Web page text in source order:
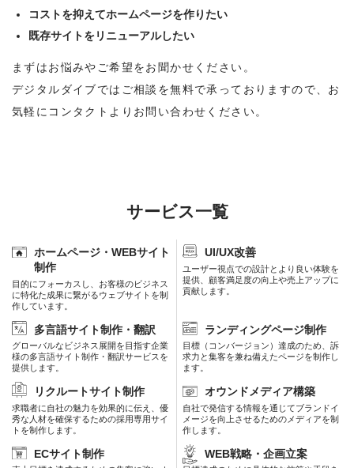
コストを抑えてホームページを作りたい
既存サイトをリニューアルしたい
まずはお悩みやご希望をお聞かせください。
デジタルダイブではご相談を無料で承っておりますので、お
気軽にコンタクトよりお問い合わせください。
サービス一覧
ホームページ・WEBサイト
制作
目的にフォーカスし、お客様のビジネス
に特化た成果に繋がるウェブサイトを制
作しています。
UI/UX改善
ユーザー視点での設計とより良い体験を
提供、顧客満足度の向上や売上アップに
貢献します。
多言語サイト制作・翻訳
グローバルなビジネス展開を目指す企業
様の多言語サイト制作・翻訳サービスを
提供します。
ランディングページ制作
目標（コンバージョン）達成のため、訴
求力と集客を兼ね備えたページを制作し
ます。
リクルートサイト制作
求職者に自社の魅力を効果的に伝え、優
秀な人材を確保するための採用専用サイ
トを制作します。
オウンドメディア構築
自社で発信する情報を通じてブランドイ
メージを向上させるためのメディアを制
作します。
ECサイト制作 WEB戦略・企画立案